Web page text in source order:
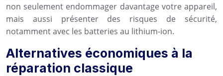
non seulement endommager davantage votre appareil,
mais aussi présenter des risques de sécurité,
notamment avec les batteries au lithium-ion.
Alternatives économiques à la
réparation classique